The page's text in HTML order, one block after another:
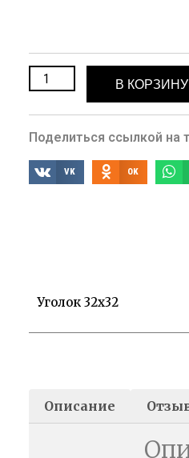
В КОРЗИНУ
Поделиться ссылкой на
VK OK
Уголок 32х32
Описание